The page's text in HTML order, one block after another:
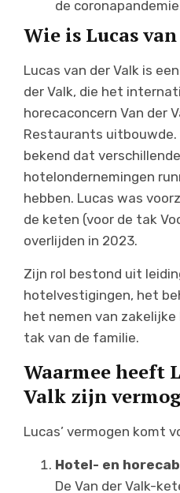
de
Wie is Lucas
Lucas van der Valk is
der Valk, die het
horecaconcern Van der
Restaurants uitbouwde.
bekend dat
hotelondernemingen
hebben. Lucas was
de keten (voor de tak
overlijden in 2023.
Zijn rol bestond uit
hotelvestigingen, het
het nemen van
tak van de familie.
Waarmee heeft
Valk zijn
Lucas’ vermogen komt
Hotel- en
De Van der Valk-